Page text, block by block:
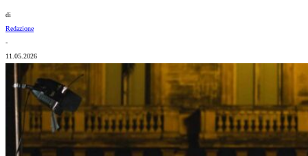
di
Redazione
-
11.05.2026